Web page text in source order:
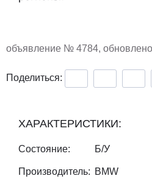
объявление № 4784,
Поделиться:
ХАРАКТЕРИСТИКИ:
Состояние: Б/У
Производитель: BMW